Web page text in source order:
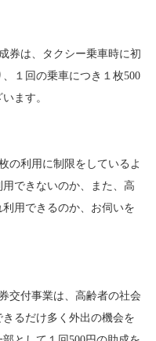
券は、タクシー乗車時に初
１回の乗車につき１枚500
ます。
の利用に制限をしているよ
できないのか、また、高
用できるのか、お伺いを
交付事業は、高齢者の社会
るだけ多く外出の機会を